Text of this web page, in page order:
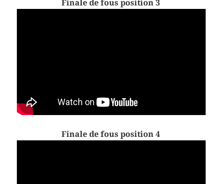
Finale de fous position 3
Finale de fous position 4